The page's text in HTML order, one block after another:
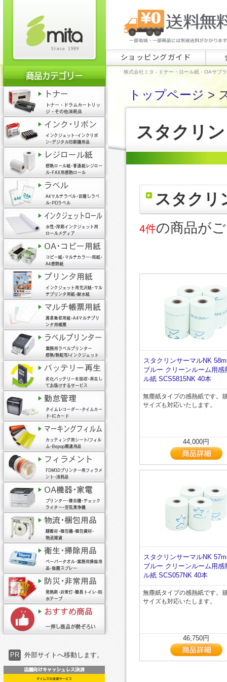
PR 外部サイトへ移動します。
ショッピングガイド
株式会社ミタ - トナー・ロール紙・OAサプ
トップページ>
スタクリ
スタクリ
4件の商品が
スタクリンサーマルNK
ブルー クリーンルーム用感
ル紙 SCS5815NK 40本
無塵紙タイプの感熱紙です。
サイズも対応いたします。
44,000円
スタクリンサーマルNK
ブルー クリーンルーム用感
ル紙 SCS057NK 40本
無塵紙タイプの感熱紙です。
サイズも対応いたします。
46,750円